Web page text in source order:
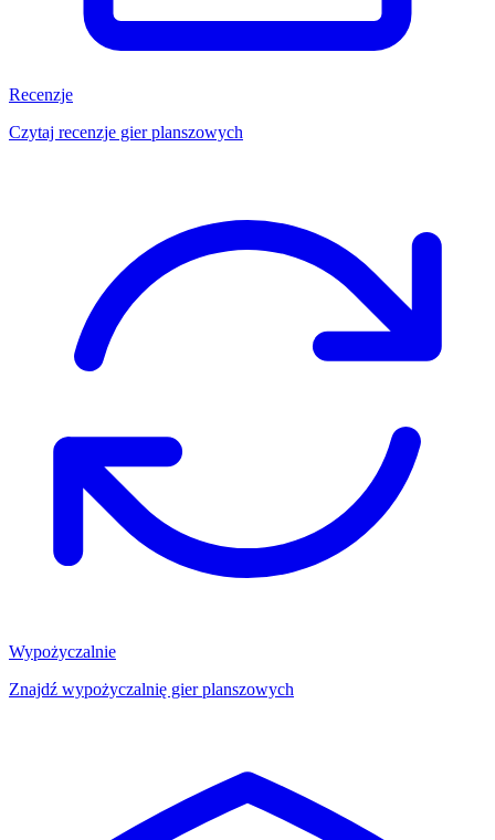
Recenzje
Czytaj recenzje gier planszowych
Wypożyczalnie
Znajdź wypożyczalnię gier planszowych